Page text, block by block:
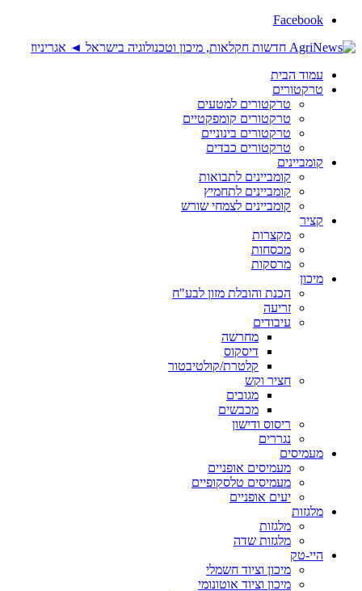
Facebook
עמוד הבית
טרקטורים
טרקטורים למטעים
טרקטורים קומפקטיים
טרקטורים בינוניים
טרקטורים כבדים
קומביינים
קומביינים לתבואות
קומביינים לתחמיץ
קומביינים לצמחי שורש
קציר
מקצרות
מכסחות
מרסקות
מיכון
הכנת והובלת מזון לבע"ח
זריעה
עיבודים
מחרשה
דיסקוס
קלטרת/קולטיבטור
חציר וקש
מגובים
מכבשים
ריסוס ודישון
נגררים
מעמיסים
מעמיסים אופניים
מעמיסים טלסקופיים
יעים אופניים
מלגזות
מלגזות
מלגזות שדה
היי-טק
מיכון וציוד חשמלי
מיכון וציוד אוטונומי